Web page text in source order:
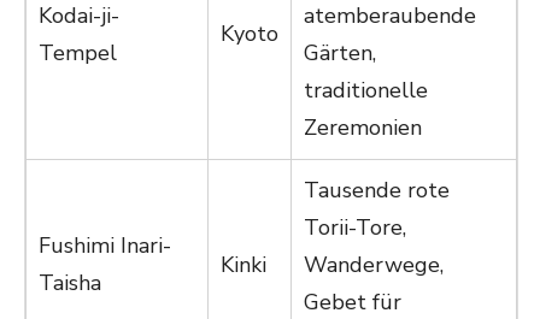
Kodai-ji-
Tempel
Kyoto
atemberaubende
Gärten,
traditionelle
Zeremonien
Fushimi Inari-
Taisha
Kinki
Tausende rote
Torii-Tore,
Wanderwege,
Gebet für